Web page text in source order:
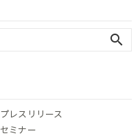
search
プレスリリース
セミナー